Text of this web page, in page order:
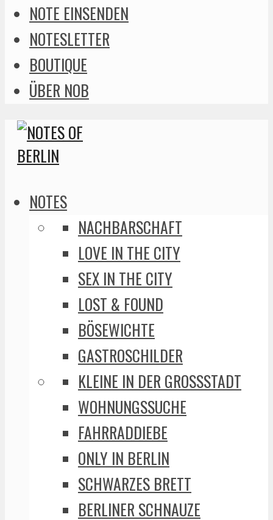
NOTE EINSENDEN
NOTESLETTER
BOUTIQUE
ÜBER NOB
NOTES
NACHBARSCHAFT
LOVE IN THE CITY
SEX IN THE CITY
LOST & FOUND
BÖSEWICHTE
GASTROSCHILDER
KLEINE IN DER GROSSSTADT
WOHNUNGSSUCHE
FAHRRADDIEBE
ONLY IN BERLIN
SCHWARZES BRETT
BERLINER SCHNAUZE